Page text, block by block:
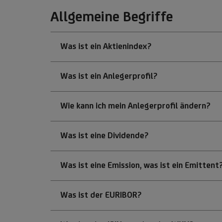
Allgemeine Begriffe
Was ist ein Aktienindex?
Was ist ein Anlegerprofil?
Wie kann ich mein Anlegerprofil ändern?
Was ist eine Dividende?
Was ist eine Emission, was ist ein
Was ist der EURIBOR?